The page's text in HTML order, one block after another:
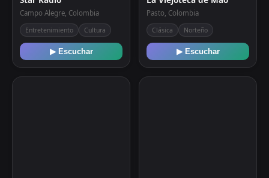
Campo Alegre, Colombia
Entretenimiento Cultura
▶ Escuchar
Pasto, Colombia
Clásica Norteño
▶ Escuchar